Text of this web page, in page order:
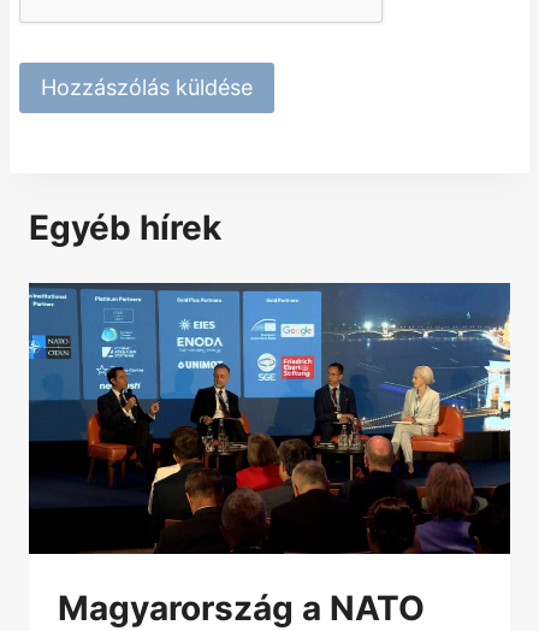
Egyéb hírek
Magyarország a NATO